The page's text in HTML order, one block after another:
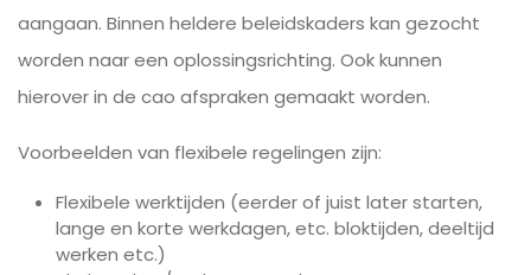
aangaan. Binnen heldere beleidskaders kan gezocht
worden naar een oplossingsrichting. Ook kunnen
hierover in de cao afspraken gemaakt worden.
Voorbeelden van flexibele regelingen zijn:
Flexibele werktijden (eerder of juist later starten,
lange en korte werkdagen, etc. bloktijden, deeltijd
werken etc.)